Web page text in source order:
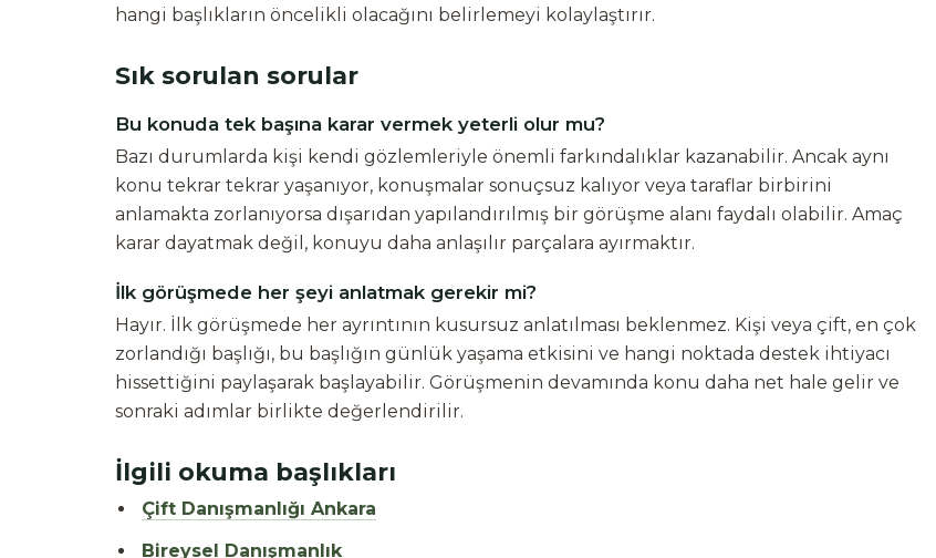
hangi başlıkların öncelikli olacağını belirlemeyi kolaylaştırır.
Sık sorulan sorular
Bu konuda tek başına karar vermek yeterli olur mu?
Bazı durumlarda kişi kendi gözlemleriyle önemli farkındalıklar kazanabilir. Ancak aynı
konu tekrar tekrar yaşanıyor, konuşmalar sonuçsuz kalıyor veya taraflar birbirini
anlamakta zorlanıyorsa dışarıdan yapılandırılmış bir görüşme alanı faydalı olabilir. Amaç
karar dayatmak değil, konuyu daha anlaşılır parçalara ayırmaktır.
İlk görüşmede her şeyi anlatmak gerekir mi?
Hayır. İlk görüşmede her ayrıntının kusursuz anlatılması beklenmez. Kişi veya çift, en çok
zorlandığı başlığı, bu başlığın günlük yaşama etkisini ve hangi noktada destek ihtiyacı
hissettiğini paylaşarak başlayabilir. Görüşmenin devamında konu daha net hale gelir ve
sonraki adımlar birlikte değerlendirilir.
İlgili okuma başlıkları
Çift Danışmanlığı Ankara
Bireysel Danışmanlık